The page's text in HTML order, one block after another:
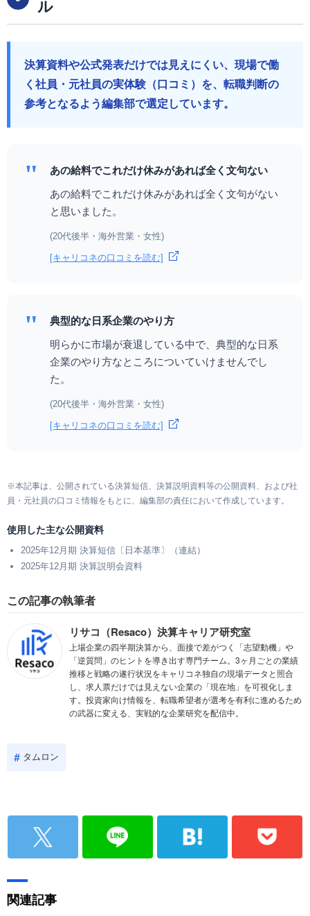
ル
決算資料や公式発表だけでは見えにくい、現場で働
く社員・元社員の実体験（口コミ）を、転職判断の
参考となるよう編集部で選定しています。
"
あの給料でこれだけ休みがあれば全く文句ない
あの給料でこれだけ休みがあれば全く文句がない
と思いました。
(20代後半・海外営業・女性)
[キャリコネの口コミを読む]
"
典型的な日系企業のやり方
明らかに市場が衰退している中で、典型的な日系
企業のやり方なところについていけませんでし
た。
(20代後半・海外営業・女性)
[キャリコネの口コミを読む]
※本記事は、公開されている決算短信、決算説明資料等の公開資料、および社
員・元社員の口コミ情報をもとに、編集部の責任において作成しています。
使用した主な公開資料
2025年12月期 決算短信〔日本基準〕（連結）
2025年12月期 決算説明会資料
この記事の執筆者
リサコ（Resaco）決算キャリア研究室
上場企業の四半期決算から、面接で差がつく「志望動機」や
「逆質問」のヒントを導き出す専門チーム。3ヶ月ごとの業績
推移と戦略の遂行状況をキャリコネ独自の現場データと照合
し、求人票だけでは見えない企業の「現在地」を可視化しま
す。投資家向け情報を、転職希望者が選考を有利に進めるため
の武器に変える、実戦的な企業研究を配信中。
タムロン
関連記事